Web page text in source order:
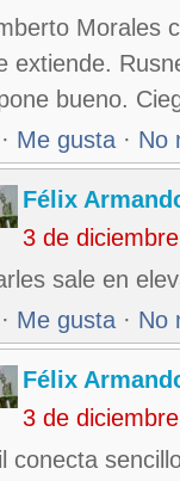
Morales
extiende.
bueno.
· Me gusta · No
Félix
3 de
sale en
· Me gusta · No
Félix
3 de
conecta